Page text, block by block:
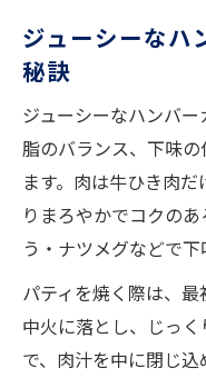
ジューシーなハ
秘訣
ジューシーなハンバ
脂のバランス、下味
ます。肉は牛ひき肉
りまろやかでコクの
う・ナツメグなどで下
パティを焼く際は、
中火に落とし、じっ
で、肉汁を中に閉じ